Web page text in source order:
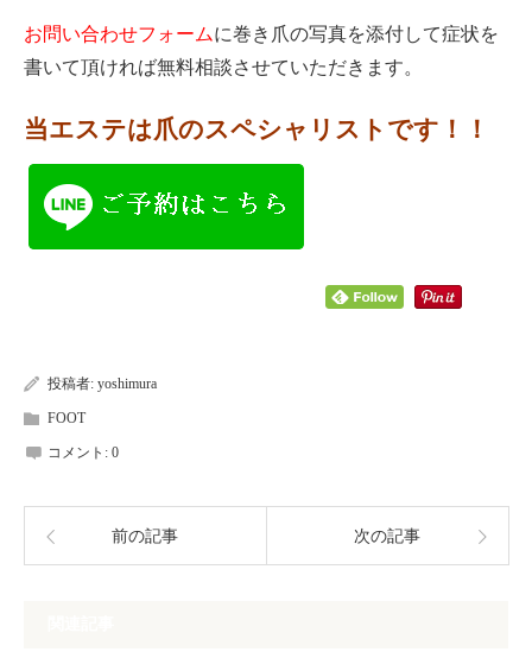
お問い合わせフォームに巻き爪の写真を添付して症状を
書いて頂ければ無料相談させていただきます。
当エステは爪のスペシャリストです！！
投稿者: yoshimura
FOOT
コメント: 0
前の記事 次の記事